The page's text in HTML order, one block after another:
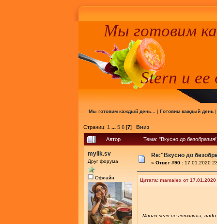
Мы готовим
Stern и ее
Мы готовим каждый день... | Готовим каждый день
Страниц: 1 ... 5 6 [7] Вниз
Автор Тема: "Вкусно до
mylik.sv
Друг форума
Офлайн
Re:"Вкусно до
« Ответ #90 : 17.01.2020
Цитата: mamalex от
Много чего не готовила,